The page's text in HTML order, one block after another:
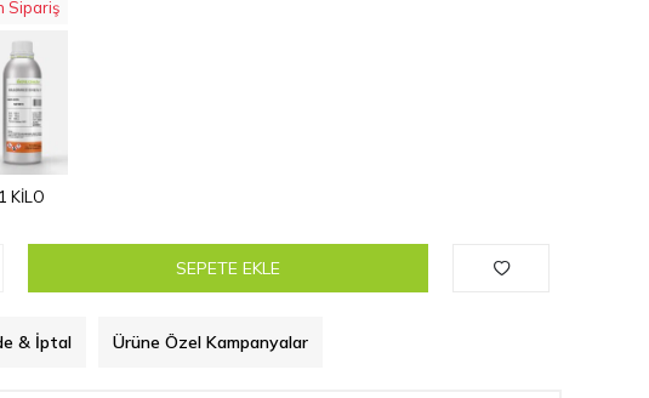
Sipariş
1 KİLO
SEPETE EKLE
& İptal Ürüne Özel Kampanyalar